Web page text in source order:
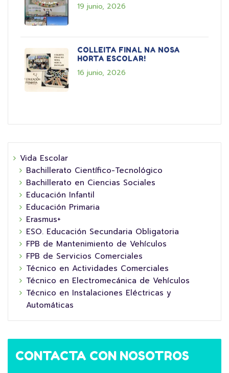
19 junio, 2026
COLLEITA FINAL NA NOSA
HORTA ESCOLAR!
16 junio, 2026
Vida Escolar
Bachillerato Científico-Tecnológico
Bachillerato en Ciencias Sociales
Educación Infantil
Educación Primaria
Erasmus+
ESO. Educación Secundaria Obligatoria
FPB de Mantenimiento de Vehículos
FPB de Servicios Comerciales
Técnico en Actividades Comerciales
Técnico en Electromecánica de Vehículos
Técnico en Instalaciones Eléctricas y
Automáticas
CONTACTA CON NOSOTROS